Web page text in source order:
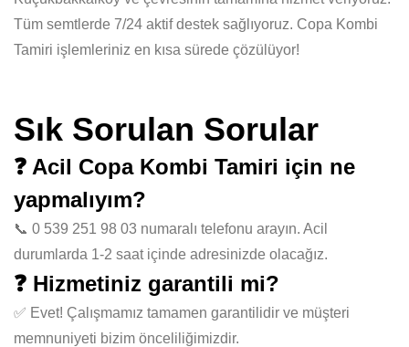
Tüm semtlerde 7/24 aktif destek sağlıyoruz. Copa Kombi
Tamiri işlemleriniz en kısa sürede çözülüyor!
Sık Sorulan Sorular
❓ Acil Copa Kombi Tamiri için ne
yapmalıyım?
📞 0 539 251 98 03 numaralı telefonu arayın. Acil
durumlarda 1-2 saat içinde adresinizde olacağız.
❓ Hizmetiniz garantili mi?
✅ Evet! Çalışmamız tamamen garantilidir ve müşteri
memnuniyeti bizim önceliliğimizdir.